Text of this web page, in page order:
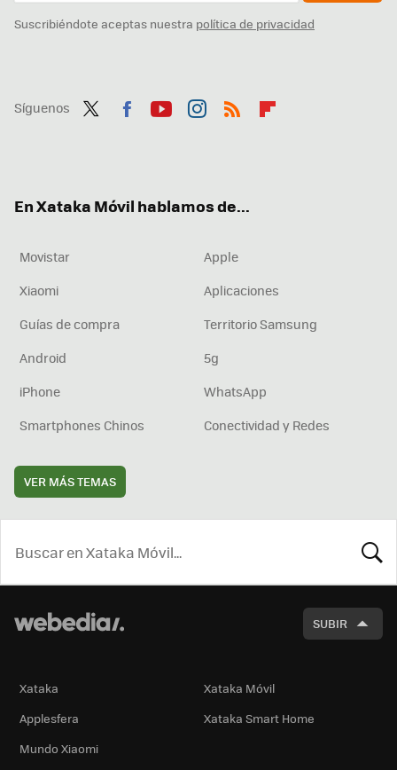
Suscribiéndote aceptas nuestra política de privacidad
Síguenos
En Xataka Móvil hablamos de...
Movistar
Apple
Xiaomi
Aplicaciones
Guías de compra
Territorio Samsung
Android
5g
iPhone
WhatsApp
Smartphones Chinos
Conectividad y Redes
VER MÁS TEMAS
SUBIR
Xataka
Xataka Móvil
Applesfera
Xataka Smart Home
Mundo Xiaomi